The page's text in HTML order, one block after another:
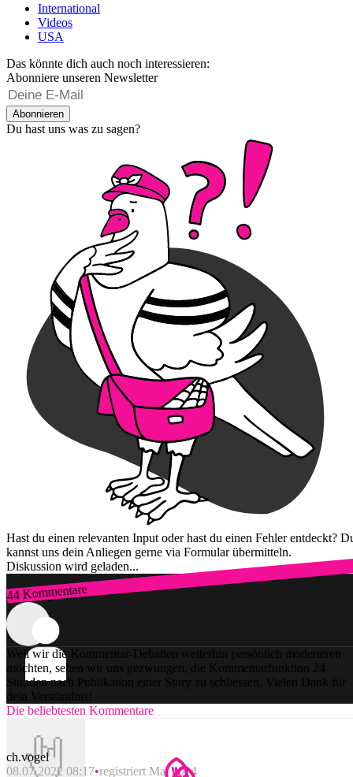
International
Videos
USA
Das könnte dich auch noch interessieren:
Abonniere unseren Newsletter
Abonnieren
Du hast uns was zu sagen?
Hast du einen relevanten Input oder hast du einen Fehler entdeckt?
kannst uns dein Anliegen gerne via Formular übermitteln.
Diskussion wird geladen...
44 Kommentare
Zum Login
Weil wir die Kommentar-Debatten weiterhin persönlich moderieren
möchten, sehen wir uns gezwungen, die Kommentarfunktion 24
Stunden nach Publikation einer Story zu schliessen. Vielen Dank für
dein Verständnis!
Die beliebtesten Kommentare
ch.vogel
08.07.2022 08:17 registriert Mai 2014